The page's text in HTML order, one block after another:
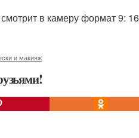
в камеру формат 9:
и макияж